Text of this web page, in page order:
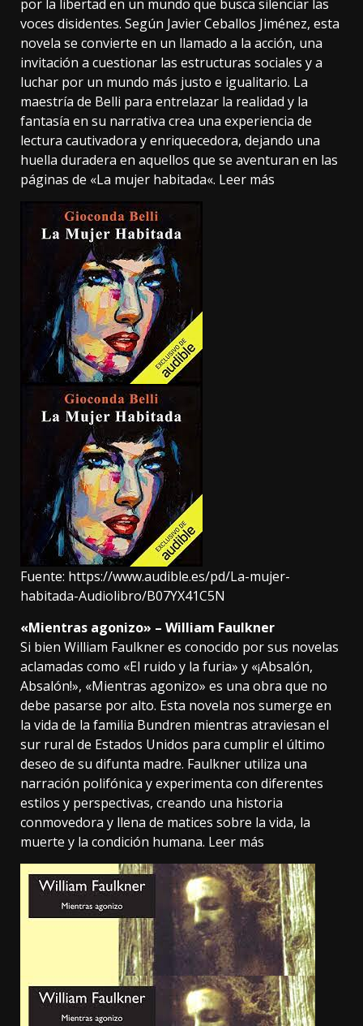
por la libertad en un mundo que busca silenciar las
voces disidentes. Según Javier Ceballos Jiménez, esta
novela se convierte en un llamado a la acción, una
invitación a cuestionar las estructuras sociales y a
luchar por un mundo más justo e igualitario. La
maestría de Belli para entrelazar la realidad y la
fantasía en su narrativa crea una experiencia de
lectura cautivadora y enriquecedora, dejando una
huella duradera en aquellos que se aventuran en las
páginas de «La mujer habitada«. Leer más
Fuente: https://www.audible.es/pd/La-mujer-
habitada-Audiolibro/B07YX41C5N
«Mientras agonizo» – William Faulkner
Si bien William Faulkner es conocido por sus novelas
aclamadas como «El ruido y la furia» y «¡Absalón,
Absalón!», «Mientras agonizo» es una obra que no
debe pasarse por alto. Esta novela nos sumerge en
la vida de la familia Bundren mientras atraviesan el
sur rural de Estados Unidos para cumplir el último
deseo de su difunta madre. Faulkner utiliza una
narración polifónica y experimenta con diferentes
estilos y perspectivas, creando una historia
conmovedora y llena de matices sobre la vida, la
muerte y la condición humana. Leer más